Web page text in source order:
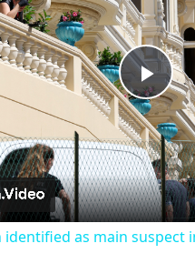
as main suspect